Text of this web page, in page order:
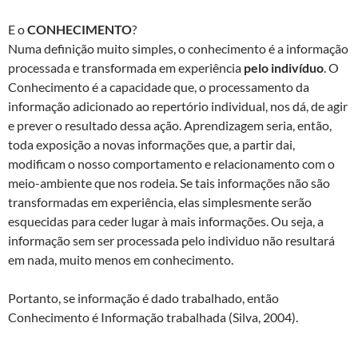
E oCONHECIMENTO?
Numa definição muito simples, o conhecimento é a informação
processada e transformada em experiência pelo indivíduo. O
Conhecimento é a capacidade que, o processamento da
informação adicionado ao repertório individual, nos dá, de agir
e prever o resultado dessa ação. Aprendizagem seria, então,
toda exposição a novas informações que, a partir dai,
modificam o nosso comportamento e relacionamento com o
meio-ambiente que nos rodeia. Se tais informações não são
transformadas em experiência, elas simplesmente serão
esquecidas para ceder lugar à mais informações. Ou seja, a
informação sem ser processada pelo individuo não resultará
em nada, muito menos em conhecimento.
Portanto, se informação é dado trabalhado, então
Conhecimento é Informação trabalhada (Silva, 2004).